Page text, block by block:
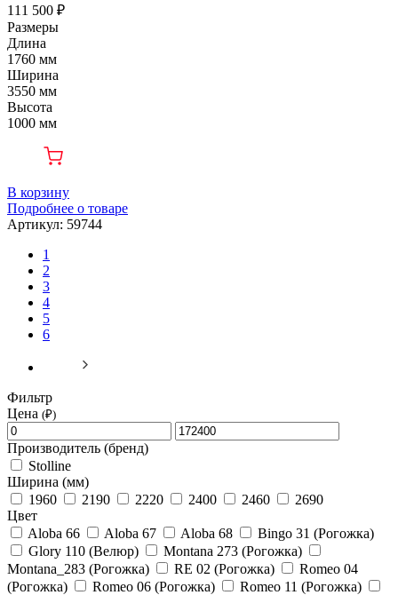
111 500 ₽
Размеры
Длина
1760 мм
Ширина
3550 мм
Высота
1000 мм
В корзину
Подробнее о товаре
Артикул: 59744
1
2
3
4
5
6
Фильтр
Цена (₽)
Производитель (бренд)
Stolline
Ширина (мм)
1960
2190 2220 2400 2460
2690
Цвет
Aloba 66
Aloba 67 Aloba 68
Bingo 31 (Рогожка)
Glory 110 (Велюр)
Montana 273 (Рогожка)
Montana_283 (Рогожка)
RE 02 (Рогожка)
Romeo 04
(Рогожка)
Romeo 06 (Рогожка)
Romeo 11 (Рогожка)